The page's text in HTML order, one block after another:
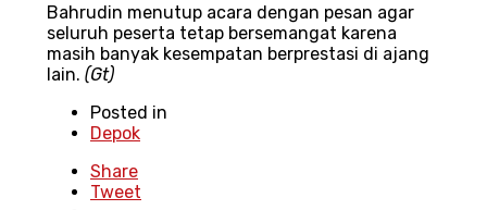
Bahrudin menutup acara dengan pesan agar
seluruh peserta tetap bersemangat karena
masih banyak kesempatan berprestasi di ajang
lain. (Gt)
Posted in
Depok
Share
Tweet